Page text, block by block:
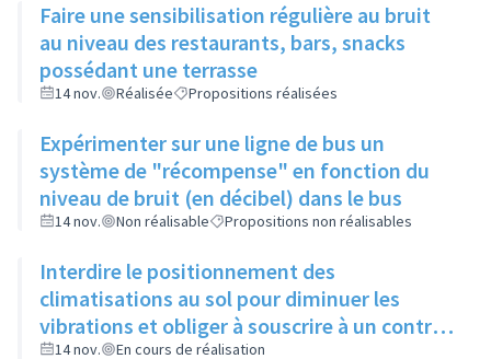
Faire une sensibilisation régulière au bruit
au niveau des restaurants, bars, snacks
possédant une terrasse
14 nov. Réalisée Propositions réalisées
Expérimenter sur une ligne de bus un
système de "récompense" en fonction du
niveau de bruit (en décibel) dans le bus
14 nov. Non réalisable Propositions non réalisables
Interdire le positionnement des
climatisations au sol pour diminuer les
vibrations et obliger à souscrire à un contrat
de maintenance pour limiter le bruit,
14 nov.
En cours de réalisation